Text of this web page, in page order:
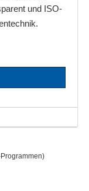
und ISO-